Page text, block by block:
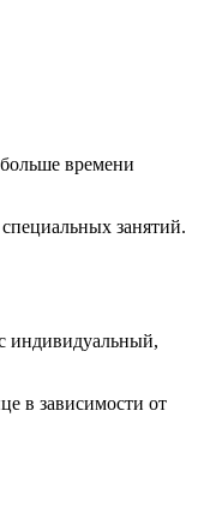
времени
занятий.
индивидуальный,
в зависимости от